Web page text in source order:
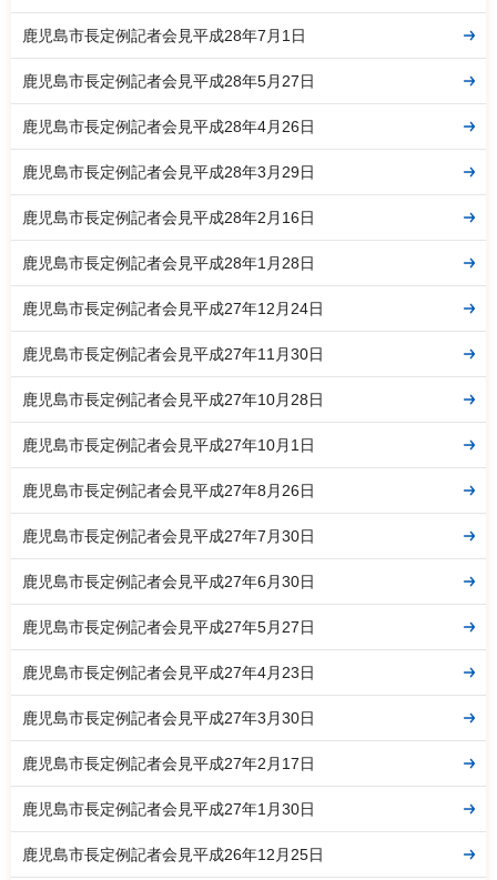
鹿児島市長定例記者会見平成28年7月1日
鹿児島市長定例記者会見平成28年5月27日
鹿児島市長定例記者会見平成28年4月26日
鹿児島市長定例記者会見平成28年3月29日
鹿児島市長定例記者会見平成28年2月16日
鹿児島市長定例記者会見平成28年1月28日
鹿児島市長定例記者会見平成27年12月24日
鹿児島市長定例記者会見平成27年11月30日
鹿児島市長定例記者会見平成27年10月28日
鹿児島市長定例記者会見平成27年10月1日
鹿児島市長定例記者会見平成27年8月26日
鹿児島市長定例記者会見平成27年7月30日
鹿児島市長定例記者会見平成27年6月30日
鹿児島市長定例記者会見平成27年5月27日
鹿児島市長定例記者会見平成27年4月23日
鹿児島市長定例記者会見平成27年3月30日
鹿児島市長定例記者会見平成27年2月17日
鹿児島市長定例記者会見平成27年1月30日
鹿児島市長定例記者会見平成26年12月25日